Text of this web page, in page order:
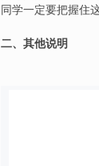
同学一定要把握住
二、其他说明